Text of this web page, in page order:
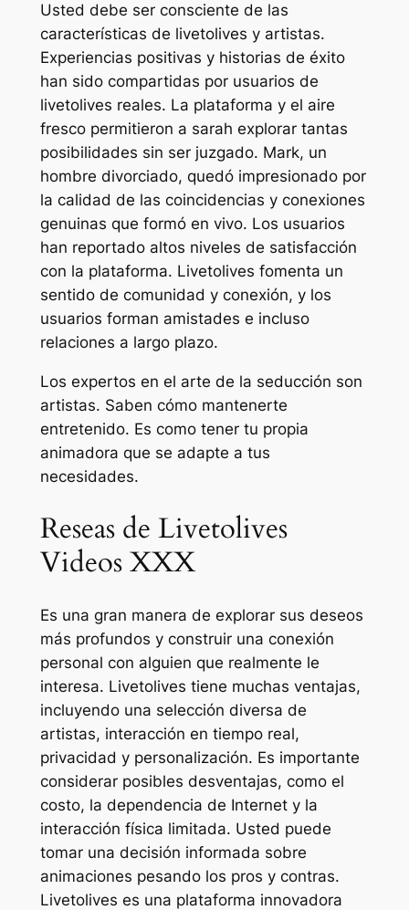
Usted debe ser consciente de las
características de livetolives y artistas.
Experiencias positivas y historias de éxito
han sido compartidas por usuarios de
livetolives reales. La plataforma y el aire
fresco permitieron a sarah explorar tantas
posibilidades sin ser juzgado. Mark, un
hombre divorciado, quedó impresionado por
la calidad de las coincidencias y conexiones
genuinas que formó en vivo. Los usuarios
han reportado altos niveles de satisfacción
con la plataforma. Livetolives fomenta un
sentido de comunidad y conexión, y los
usuarios forman amistades e incluso
relaciones a largo plazo.
Los expertos en el arte de la seducción son
artistas. Saben cómo mantenerte
entretenido. Es como tener tu propia
animadora que se adapte a tus
necesidades.
Reseas de Livetolives
Videos XXX
Es una gran manera de explorar sus deseos
más profundos y construir una conexión
personal con alguien que realmente le
interesa. Livetolives tiene muchas ventajas,
incluyendo una selección diversa de
artistas, interacción en tiempo real,
privacidad y personalización. Es importante
considerar posibles desventajas, como el
costo, la dependencia de Internet y la
interacción física limitada. Usted puede
tomar una decisión informada sobre
animaciones pesando los pros y contras.
Livetolives es una plataforma innovadora